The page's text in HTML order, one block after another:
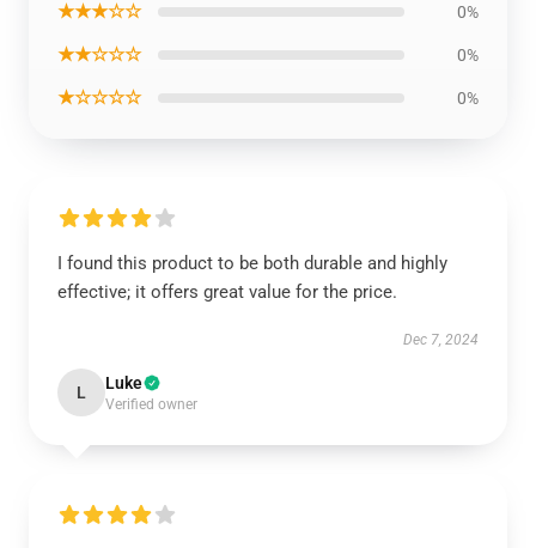
★★★☆☆ 0%
★★☆☆☆ 0%
★☆☆☆☆ 0%
I found this product to be both durable and highly
effective; it offers great value for the price.
Dec 7, 2024
L Luke
Verified owner